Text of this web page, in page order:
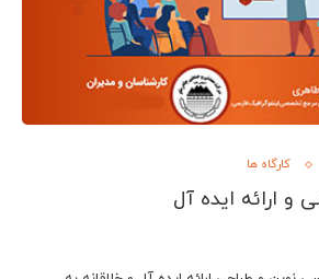
کارگاه ها
و ارائه ایده آل